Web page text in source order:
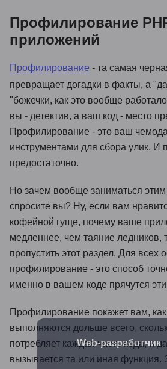
Профилирование
приложений
Профилирование - та самая
превращает догадки в факты, а
"божечки, как это вообще
вы - детектив, а ваш код - место
Профилирование - это ваш
инструментами для сбора улик. И
предостаточно.
Но зачем вообще заниматься
спросите вы? Ну, если вам
кофейной гуще, почему ваше
медленнее, чем таяние ледников,
пропустить этот раздел. Для всех
профилирование - это способ
именно в вашем коде прячутся
Профилирование покажет вам,
выполняются дольше всего,
потребляет каждая часть кода, и
вызывается та или иная функция.
Web-разработчик